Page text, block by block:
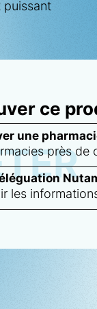
puissant
ce
une
près de
les